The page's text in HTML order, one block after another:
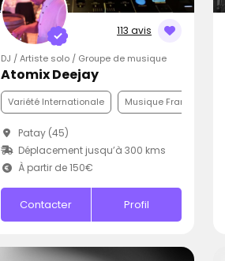
113 avis
DJ / Artiste solo / Groupe de musique
Atomix Deejay
Variété Internationale Musique Française
Patay (45)
Déplacement jusqu’à 300 kms
À partir de 150€
Contacter Profil